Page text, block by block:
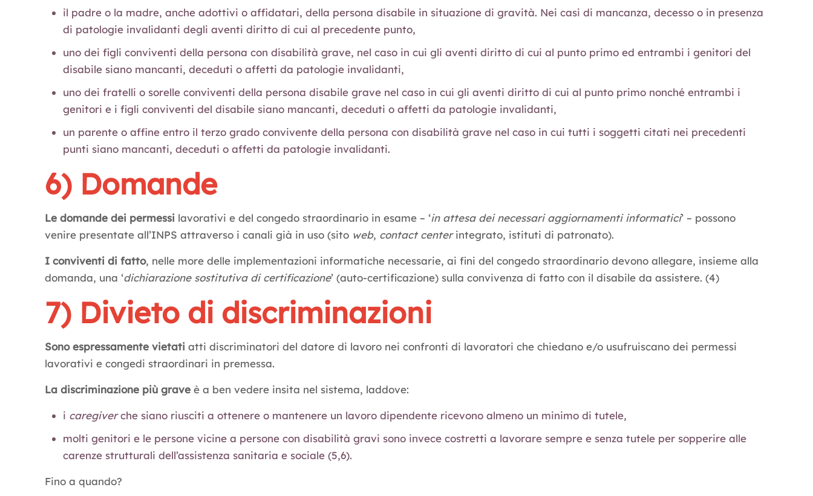
il padre o la madre, anche adottivi o affidatari, della persona disabile in situazione di gravità. Nei casi di mancanza, decesso o in presenza
di patologie invalidanti degli aventi diritto di cui al precedente punto,
uno dei figli conviventi della persona con disabilità grave, nel caso in cui gli aventi diritto di cui al punto primo ed entrambi i genitori del
disabile siano mancanti, deceduti o affetti da patologie invalidanti,
uno dei fratelli o sorelle conviventi della persona disabile grave nel caso in cui gli aventi diritto di cui al punto primo nonché entrambi i
genitori e i figli conviventi del disabile siano mancanti, deceduti o affetti da patologie invalidanti,
un parente o affine entro il terzo grado convivente della persona con disabilità grave nel caso in cui tutti i soggetti citati nei precedenti
punti siano mancanti, deceduti o affetti da patologie invalidanti.
6) Domande
Le domande dei permessi lavorativi e del congedo straordinario in esame – ‘in attesa dei necessari aggiornamenti informatici’ – possono
venire presentate all’INPS attraverso i canali già in uso (sito web, contact centerintegrato, istituti di patronato).
I conviventi di fatto, nelle more delle implementazioni informatiche necessarie, ai fini del congedo straordinario devono allegare, insieme alla
domanda, una ‘dichiarazione sostitutiva di certificazione’ (auto-certificazione) sulla convivenza di fatto con il disabile da assistere. (4)
7) Divieto di discriminazioni
Sono espressamente vietati atti discriminatori del datore di lavoro nei confronti di lavoratori che chiedano e/o usufruiscano dei permessi
lavorativi e congedi straordinari in premessa.
La discriminazione più grave è a ben vedere insita nel sistema, laddove:
i caregiverche siano riusciti a ottenere o mantenere un lavoro dipendente ricevono almeno un minimo di tutele,
molti genitori e le persone vicine a persone con disabilità gravi sono invece costretti a lavorare sempre e senza tutele per sopperire alle
carenze strutturali dell’assistenza sanitaria e sociale (5,6).
Fino a quando?